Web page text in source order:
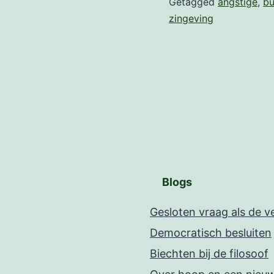
zingeving
Blogs
Gesloten vraag als de
Democratisch besluiten
Biechten bij de filosoof